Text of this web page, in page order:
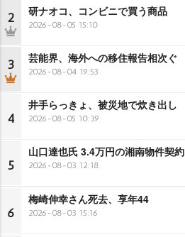
2 研ナオコ、コンビニで買う商品
2026-08-05 15:10
3 芸能界、海外への移住報告相次ぐ
2026-08-04 19:53
4
井手らっきょ、被災地で炊き出し
2026-08-05 10:39
5
山口達也氏 3.4万円の湘南物件契約
2026-08-03 12:18
6
梅崎伸幸さん死去、享年44
2026-08-03 15:16